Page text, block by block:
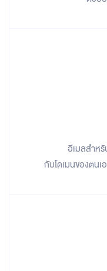
อีเมลสำห
กับโดเมนของตน